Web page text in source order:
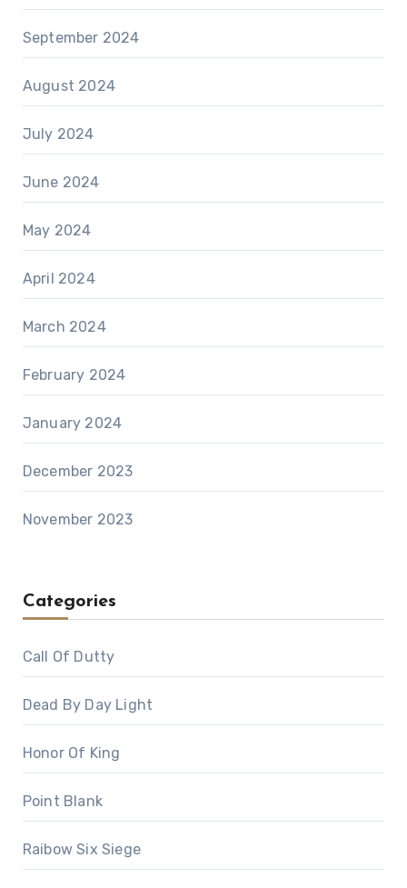
September 2024
August 2024
July 2024
June 2024
May 2024
April 2024
March 2024
February 2024
January 2024
December 2023
November 2023
Categories
Call Of Dutty
Dead By Day Light
Honor Of King
Point Blank
Raibow Six Siege